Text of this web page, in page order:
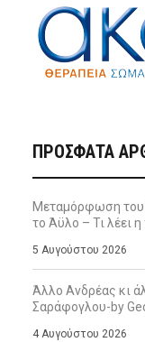
ΠΡΌΣΦΑΤΑ
Μεταμόρφωση του
το Άϋλο – Τι λέει
5 Αυγούστου 2026
Άλλο Ανδρέας κι
Σαράφογλου-by
4 Αυγούστου 2026